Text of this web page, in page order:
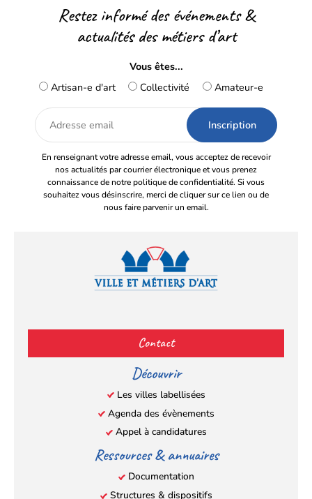
Restez informé des événements &
actualités des métiers d’art
Vous êtes...
Artisan-e d'art
Collectivité Amateur-e
Adresse
email
En renseignant votre adresse email, vous acceptez de recevoir
nos actualités par courrier électronique et vous prenez
connaissance de notre politique de confidentialité. Si vous
souhaitez vous désinscrire, merci de cliquer sur ce lien ou de
nous faire parvenir un email.
(s’ouvre
dans
un
nouvel
onglet)
(s’ouvre
dans
un
nouvel
onglet)
(s’ouvre
dans
un
nouvel
onglet)
(s’ouvre
un
nouvel
onglet)
Contact
Découvrir
Les villes labellisées
Agenda des évènements
Appel à candidatures
Ressources & annuaires
Documentation
Structures & dispositifs